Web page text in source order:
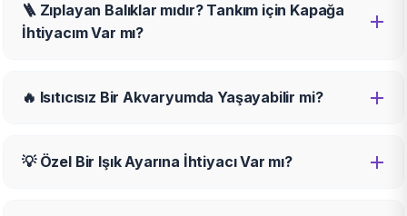
🪜 Zıplayan Balıklar mıdır? Tankım için Kapağa
İhtiyacım Var mı?
🔥 Isıtıcısız Bir Akvaryumda Yaşayabilir mi?
💡 Özel Bir Işık Ayarına İhtiyacı Var mı?